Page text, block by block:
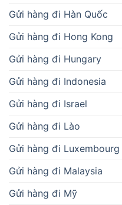
Gửi hàng đi Hàn Quốc
Gửi hàng đi Hong Kong
Gửi hàng đi Hungary
Gửi hàng đi Indonesia
Gửi hàng đi Israel
Gửi hàng đi Lào
Gửi hàng đi Luxembourg
Gửi hàng đi Malaysia
Gửi hàng đi Mỹ